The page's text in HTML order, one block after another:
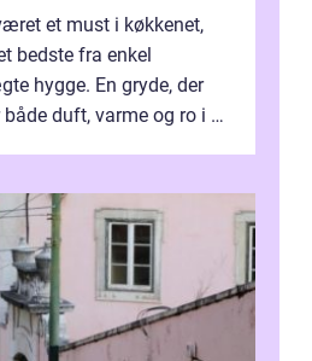
et must i køkkenet,
bedste fra enkel
hygge. En gryde, der
duft, varme og ro i en